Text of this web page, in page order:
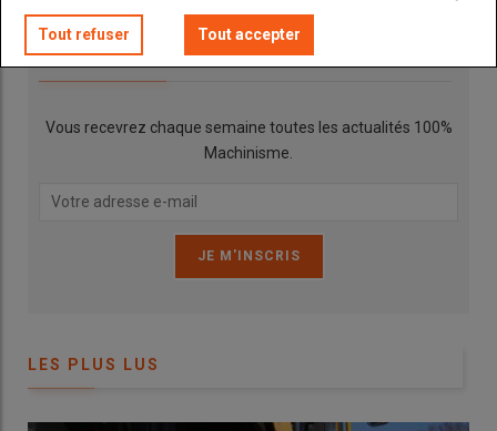
INSCRIPTION NEWSLETTER
Vous recevrez chaque semaine toutes les actualités 100%
Machinisme.
LES PLUS LUS
Tout refuser Tout accepter